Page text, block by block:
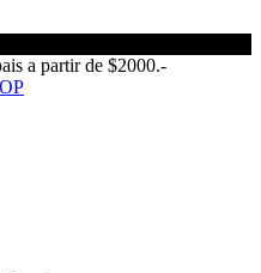
a partir de $2000.-